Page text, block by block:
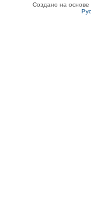
Создано на основе